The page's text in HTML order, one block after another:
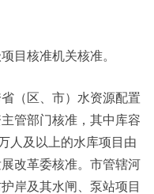
核准机关核准。
（区、市）水资源配置
管部门核准，其中库容
人及以上的水库项目由
改革委核准。市管辖河
岸及其水闸、泵站项目